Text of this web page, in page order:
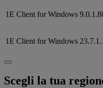
1E Client for Windows
1E Client for Windows
Scegli la tua